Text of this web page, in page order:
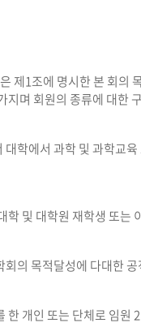
제1조에 명시한 본 회의
지며 회원의 종류에 대한
학에서 과학 및 과학교
학 및 대학원 재학생 또는
의 목적달성에 다대한
한 개인 또는 단체로 임